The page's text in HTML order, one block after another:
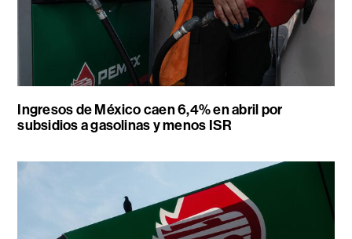
Ingresos de México caen 6,4% en abril por
subsidios a gasolinas y menos ISR